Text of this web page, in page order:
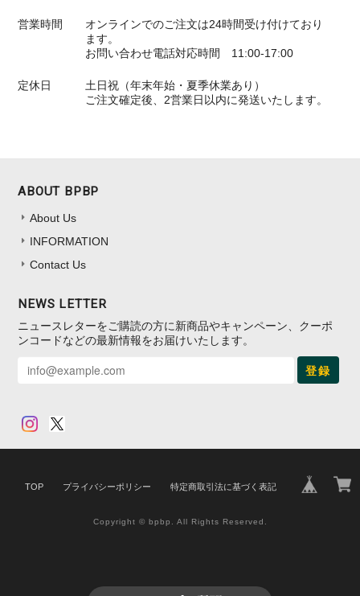
営業時間
オンラインでのご注文は24時間受け付けており
ます。
お問い合わせ電話対応時間 11:00-17:00
定休日
土日祝（年末年始・夏季休業あり）
ご注文確定後、2営業日以内に発送いたします。
ABOUT BPBP
About Us
INFORMATION
Contact Us
NEWS LETTER
ニュースレターをご購読の方に新商品やキャンペーン、クーポ
ンコードなどの最新情報をお届けいたします。
登録
TOP プライバシーポリシー 特定商取引法に基づく表記
Copyright © bpbp. All Rights Reserved.